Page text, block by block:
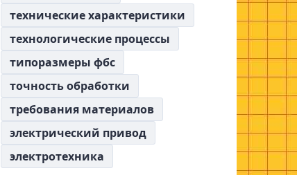
технические характеристики
технологические процессы
типоразмеры фбс
точность обработки
требования материалов
электрический привод
электротехника